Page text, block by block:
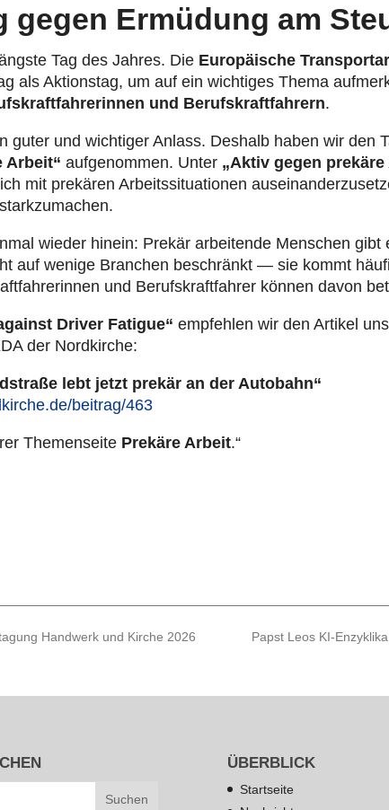
gegen Ermüdung am
Tag des Jahres. Die Euro­päi­sche
als Akti­ons­tag, um auf ein wich­ti­ges Thema
und Berufs­kraft­fah­rern.
guter und wich­ti­ger Anlass. Deshalb haben wir den
Arbeit“ auf­ge­nom­men. Unter „Aktiv gegen prekäre
mit prekären Arbeits­si­tua­tio­nen
wieder hinein: Prekär arbei­tende Menschen gibt
auf wenige Branchen beschränkt — sie kommt
und Berufs­kraft­fah­rer können davon
Driver Fatigue“ emp­feh­len wir den Artikel
der Nord­kir­che:
lebt jetzt prekär an der Autobahn“
beitrag/463
The­men­seite Prekäre Arbeit.“
Handwerk und Kirche 2026 Papst Leos KI-
ÜBERBLICK
Startseite